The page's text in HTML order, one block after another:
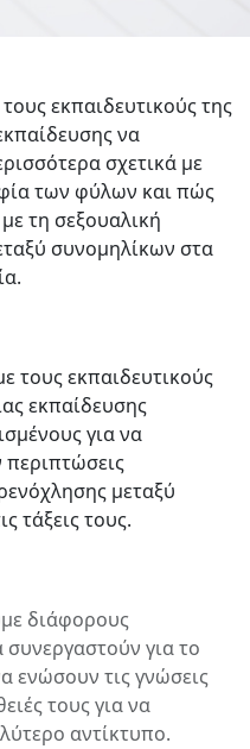
εκπαιδευτικούς της
να
σχετικά με
των φύλων και πώς
τη σεξουαλική
συνομηλίκων στα
τους εκπαιδευτικούς
εκπαίδευσης
για να
μεταξύ
τάξεις τους.
διάφορους
για το
ενώσουν τις γνώσεις
τους για να
αντίκτυπο.